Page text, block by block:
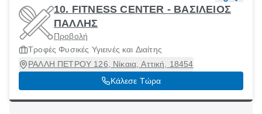
10. FITNESS CENTER - ΒΑΣΙΛΕΙΟΣ
ΠΑΛΛΗΣ
Προβολή
Τροφές Φυσικές Υγιεινές και Διαίτης
ΡΑΛΛΗ ΠΕΤΡΟΥ 126, Νίκαια, Αττική, 18454
Κάλεσε Τώρα